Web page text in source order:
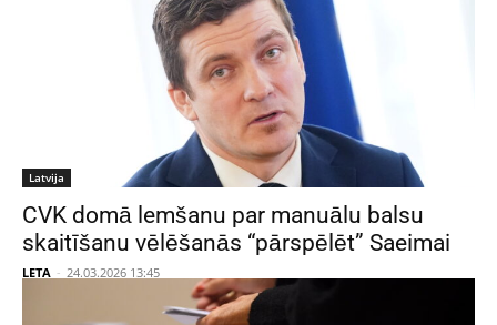
Latvija
CVK domā lemšanu par manuālu balsu
skaitīšanu vēlēšanās “pārspēlēt” Saeimai
LETA - 24.03.2026 13:45